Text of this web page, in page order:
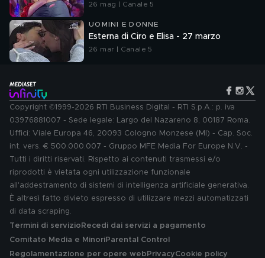
26 mag | Canale 5
UOMINI E DONNE
Esterna di Ciro e Elisa - 27 marzo
26 mar | Canale 5
Copyright ©1999-2026 RTI Business Digital - RTI S.p.A.: p. iva
03976881007 - Sede legale: Largo del Nazareno 8, 00187 Roma.
Uffici: Viale Europa 46, 20093 Cologno Monzese (MI) - Cap. Soc.
int. vers. € 500.000.007 - Gruppo MFE Media For Europe N.V. -
Tutti i diritti riservati. Rispetto ai contenuti trasmessi e/o
riprodotti è vietata ogni utilizzazione funzionale
all'addestramento di sistemi di intelligenza artificiale generativa.
È altresì fatto divieto espresso di utilizzare mezzi automatizzati
di data scraping.
Termini di servizio Recedi dai servizi a pagamento
Comitato Media e MinoriParental Control
Regolamentazione per opere web PrivacyCookie policy